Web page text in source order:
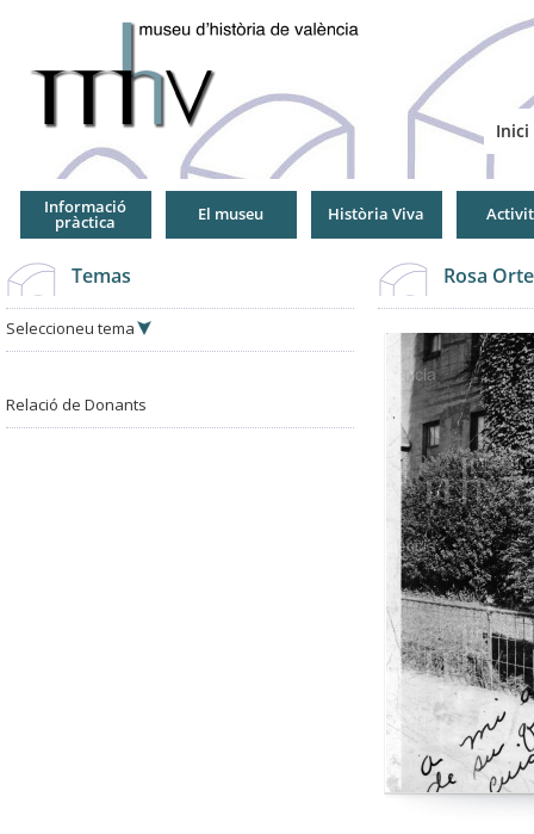
Inici
Informació
pràctica El museu Història Viva
Temas
Seleccioneu tema
Relació de Donants
Rosa